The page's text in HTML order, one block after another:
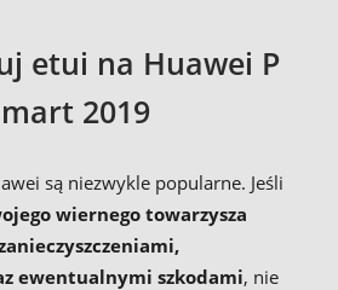
etui na Huawei P
2019
są niezwykle popularne. Jeśli
wiernego towarzysza
ewentualnymi szkodami, nie